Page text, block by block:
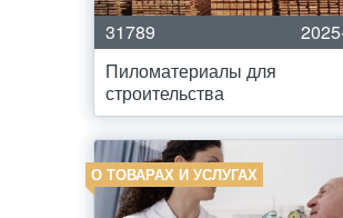
31789
Пиломатериалы для
строительства
О ТОВАРАХ И УСЛУГАХ